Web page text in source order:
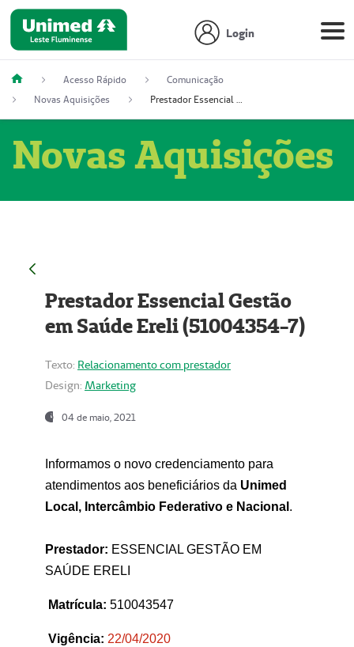
Login
Acesso Rápido
Comunicação
Novas Aquisições
Prestador Essencial Gestão em Saúde Ereli (51004354-7)
Novas Aquisições
Prestador Essencial Gestão
em Saúde Ereli (51004354-7)
Texto: Relacionamento com prestador
Design: Marketing
04 de maio, 2021
Informamos o novo credenciamento para
atendimentos aos beneficiários da Unimed
Local, Intercâmbio Federativo e Nacional .
Prestador: ESSENCIAL GESTÃO EM
SAÚDE ERELI
Matrícula: 510043547
Vigência: 22/04/2020